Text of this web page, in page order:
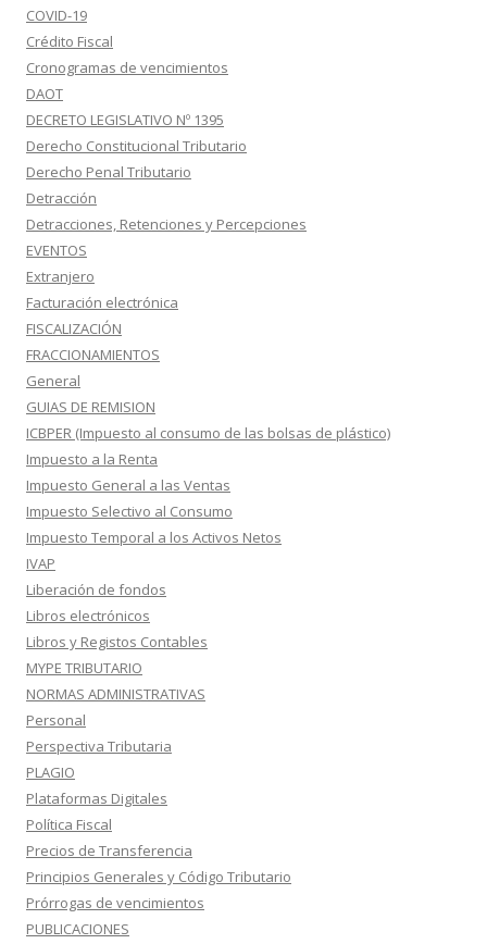
COVID-19
Crédito Fiscal
Cronogramas de vencimientos
DAOT
DECRETO LEGISLATIVO Nº 1395
Derecho Constitucional Tributario
Derecho Penal Tributario
Detracción
Detracciones, Retenciones y Percepciones
EVENTOS
Extranjero
Facturación electrónica
FISCALIZACIÓN
FRACCIONAMIENTOS
General
GUIAS DE REMISION
ICBPER (Impuesto al consumo de las bolsas de plástico)
Impuesto a la Renta
Impuesto General a las Ventas
Impuesto Selectivo al Consumo
Impuesto Temporal a los Activos Netos
IVAP
Liberación de fondos
Libros electrónicos
Libros y Registos Contables
MYPE TRIBUTARIO
NORMAS ADMINISTRATIVAS
Personal
Perspectiva Tributaria
PLAGIO
Plataformas Digitales
Política Fiscal
Precios de Transferencia
Principios Generales y Código Tributario
Prórrogas de vencimientos
PUBLICACIONES